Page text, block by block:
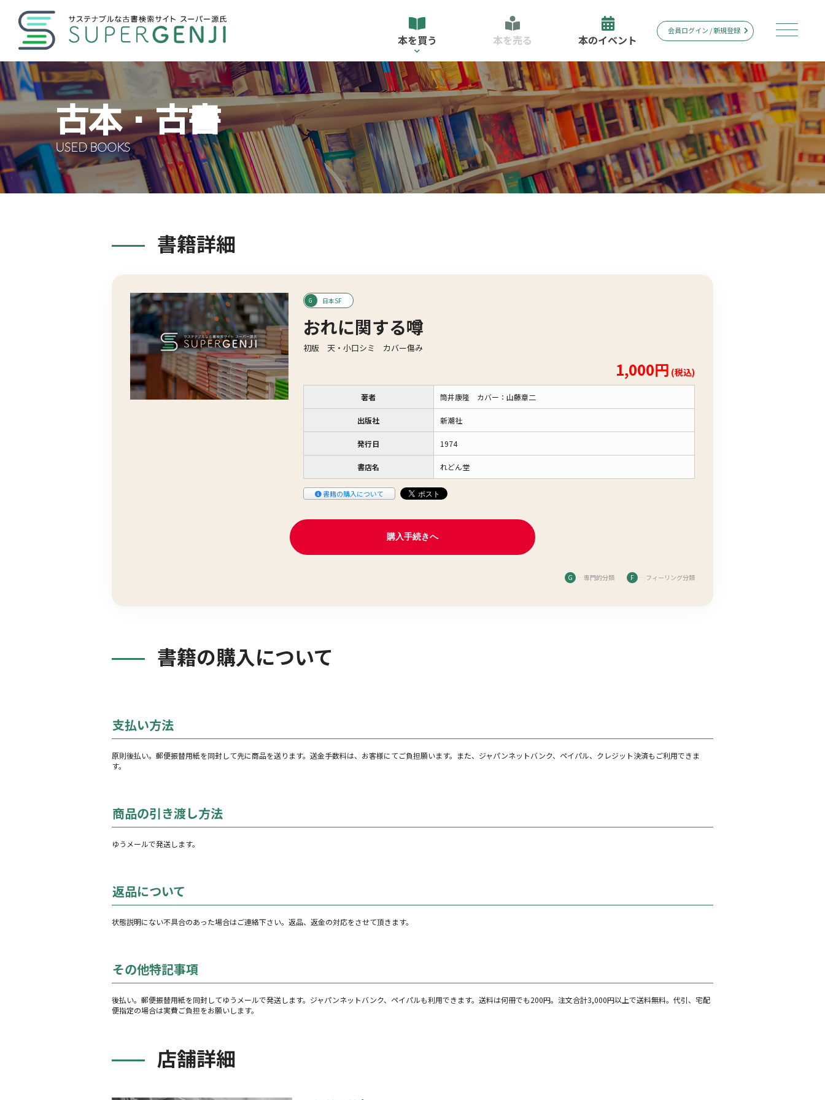
本を買う 本を売る 本のイベント
会員ログイン / 新規登録
古本・古書
USED BOOKS
書籍詳細
日本SF
おれに関する噂
初版 天・小口シミ カバー傷み
1,000円 (税込)
著者 筒井康隆 カバー：山藤章二
出版社 新潮社
発行日 1974
書店名 れどん堂
書籍の購入について
G …専門的分類 F …フィーリング分類
書籍の購入について
支払い方法
原則後払い。郵便振替用紙を同封して先に商品を送ります。送金手数料は、お客様にてご負担願います。また、ジャパンネットバンク、ペイパル、クレジット決済もご利用できま
す。
商品の引き渡し方法
ゆうメールで発送します。
返品について
状態説明にない不具合のあった場合はご連絡下さい。返品、返金の対応をさせて頂きます。
その他特記事項
後払い。郵便振替用紙を同封してゆうメールで発送します。ジャパンネットバンク、ペイパルも利用できます。送料は何冊でも200円。注文合計3,000円以上で送料無料。代引、宅配
便指定の場合は実費ご負担をお願いします。
店舗詳細